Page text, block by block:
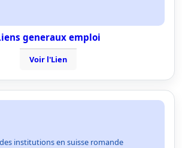
generaux emploi
Voir l'Lien
institutions en suisse romande